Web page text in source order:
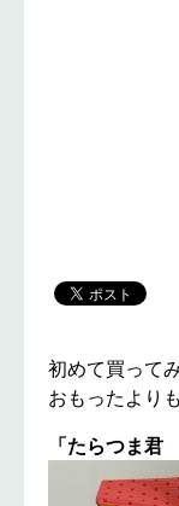
初めて買って
おもったより
「たらつま君